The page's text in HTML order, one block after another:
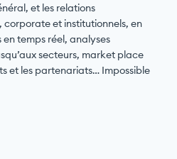
et les relations
corporate et institutionnels, en
temps réel, analyses
secteurs, market place
et les partenariats… Impossible